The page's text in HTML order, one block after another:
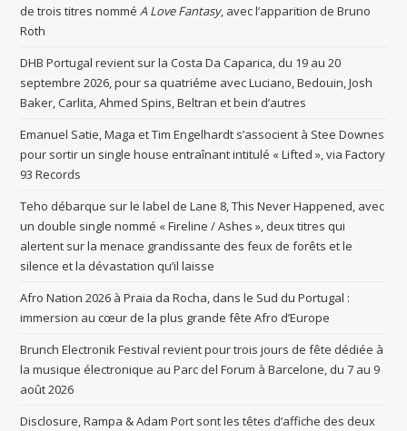
de trois titres nomméA Love Fantasy, avec l’apparition de Bruno
Roth
DHB Portugal revient sur la Costa Da Caparica, du 19 au 20
septembre 2026, pour sa quatriéme avec Luciano, Bedouin, Josh
Baker, Carlita, Ahmed Spins, Beltran et bein d’autres
Emanuel Satie, Maga et Tim Engelhardt s’associent à Stee Downes
pour sortir un single house entraînant intitulé « Lifted », via Factory
93 Records
Teho débarque sur le label de Lane 8, This Never Happened, avec
un double single nommé « Fireline / Ashes », deux titres qui
alertent sur la menace grandissante des feux de forêts et le
silence et la dévastation qu’il laisse
Afro Nation 2026 à Praia da Rocha, dans le Sud du Portugal :
immersion au cœur de la plus grande fête Afro d’Europe
Brunch Electronik Festival revient pour trois jours de fête dédiée à
la musique électronique au Parc del Forum à Barcelone, du 7 au 9
août 2026
Disclosure, Rampa & Adam Port sont les têtes d’affiche des deux